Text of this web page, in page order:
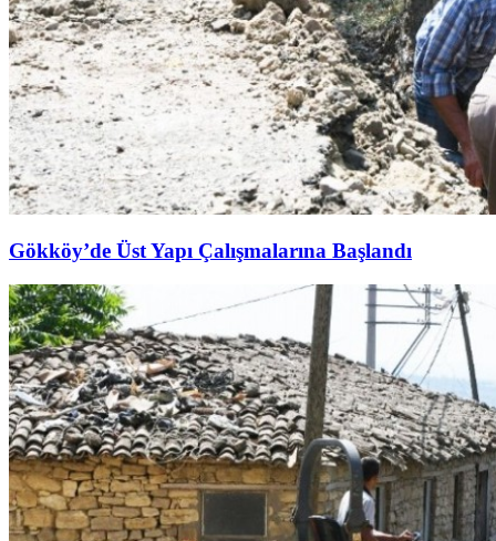
Gökköy’de Üst Yapı Çalışmalarına Başlandı